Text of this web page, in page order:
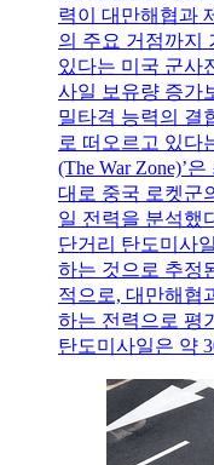
력이 대만해협과
의 주요 거점까지
있다는 미국 군사
사일 보유량 증가
밀타격 능력의 결
로 떠오르고 있다
(The War Zone)’
대로 중국 로켓군
일 전력을 분석했
단거리 탄도미사
하는 것으로 추정
적으로, 대만해협
하는 전력으로 평
탄도미사일은 약